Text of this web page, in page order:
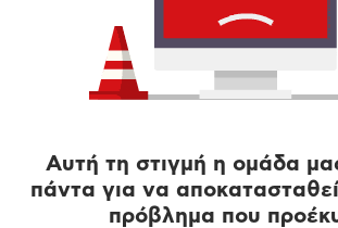
Αυτή τη στιγμή η ομάδα
πάντα για να
πρόβλημα που